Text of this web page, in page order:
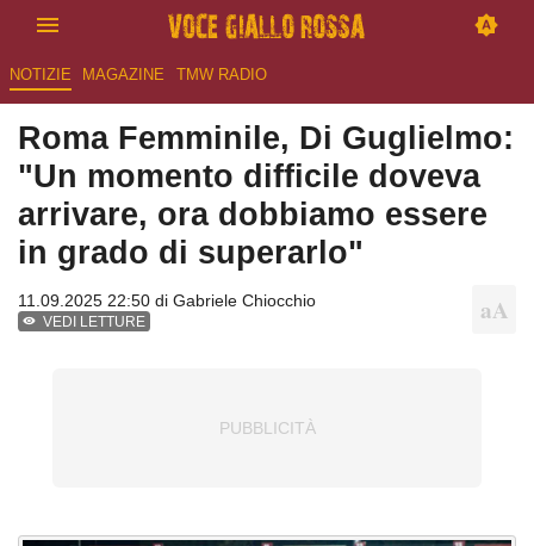
NOTIZIE MAGAZINE TMW RADIO
Roma Femminile, Di Guglielmo:
"Un momento difficile doveva
arrivare, ora dobbiamo essere
in grado di superarlo"
11.09.2025 22:50 di Gabriele Chiocchio
VEDI LETTURE